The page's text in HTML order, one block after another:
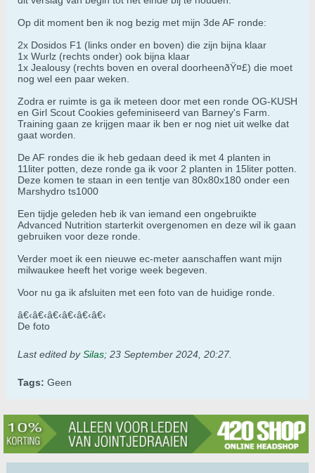
Op dit moment ben ik nog bezig met mijn 3de AF ronde:
2x Dosidos F1 (links onder en boven) die zijn bijna klaar
1x Wurlz (rechts onder) ook bijna klaar
1x Jealousy (rechts boven en overal doorheenðŸ¤£) die moet
nog wel een paar weken.
Zodra er ruimte is ga ik meteen door met een ronde OG-KUSH
en Girl Scout Cookies gefeminiseerd van Barney's Farm.
Training gaan ze krijgen maar ik ben er nog niet uit welke dat
gaat worden.
De AF rondes die ik heb gedaan deed ik met 4 planten in
11liter potten, deze ronde ga ik voor 2 planten in 15liter potten.
Deze komen te staan in een tentje van 80x80x180 onder een
Marshydro ts1000
Een tijdje geleden heb ik van iemand een ongebruikte
Advanced Nutrition starterkit overgenomen en deze wil ik gaan
gebruiken voor deze ronde.
Verder moet ik een nieuwe ec-meter aanschaffen want mijn
milwaukee heeft het vorige week begeven.
Voor nu ga ik afsluiten met een foto van de huidige ronde.
â€‹â€‹â€‹â€‹â€‹â€‹
De foto
Last edited bySilas; 23 September 2024, 20:27
Tags: Geen